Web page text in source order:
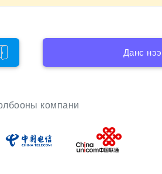
Данс
компани